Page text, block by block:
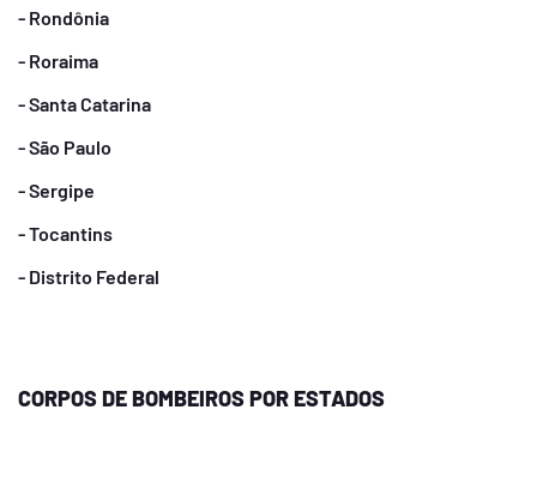
- Rondônia
- Roraima
- Santa Catarina
- São Paulo
- Sergipe
- Tocantins
- Distrito Federal
CORPOS DE BOMBEIROS POR ESTADOS